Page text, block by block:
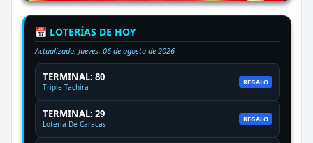
📅 LOTERÍAS DE HOY
Actualizado: Jueves, 06 de agosto de 2026
TERMINAL: 80
Triple Tachira
REGALO
TERMINAL: 29
Loteria De Caracas
REGALO